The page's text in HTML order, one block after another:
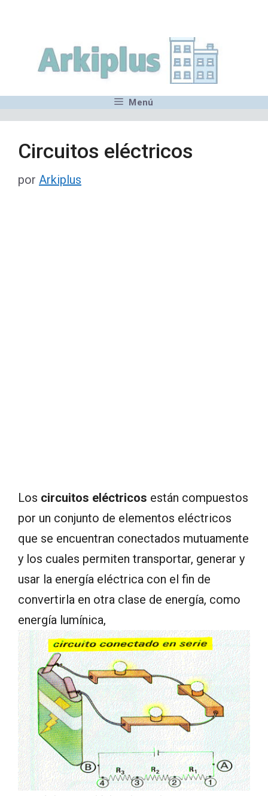
contenido
Menú
Circuitos eléctricos
por Arkiplus
Los circuitos eléctricos están compuestos
por un conjunto de elementos eléctricos
que se encuentran conectados mutuamente
y los cuales permiten transportar, generar y
usar la energía eléctrica con el fin de
convertirla en otra clase de energía, como
energía lumínica,